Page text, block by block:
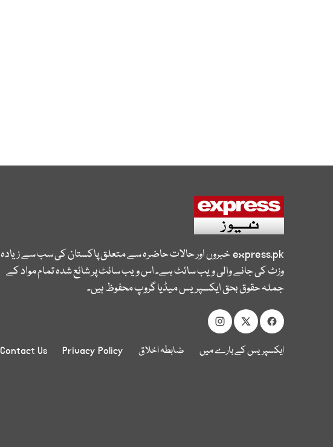
express.pkخبروں اور حالات حاضرہ سے متعلق پاکستان کی سب سے زیادہ
وزٹ کی جانے والی ویب سائٹ ہے۔ اس ویب سائٹ پر شائع شدہ تمام مواد کے
جملہ حقوق بحق ایکسپریس میڈیا گروپ محفوظ ہیں۔
ایکسپریس کے بارے میں ضابطہ اخلاق Privacy Policy
Contact Us